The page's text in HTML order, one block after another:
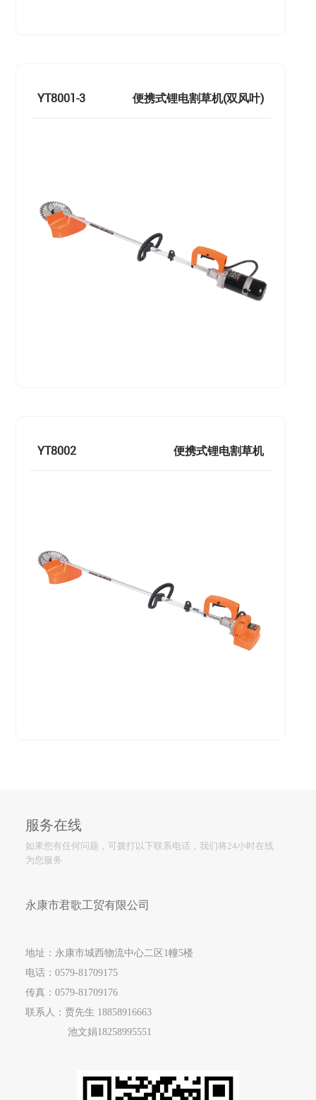
YT8001-3 便携式锂电割草机(双风叶)
YT8002 便携式锂电割草机
服务在线
如果您有任何问题，可拨打以下联系电话，我们将24小时在线
为您服务
永康市君歌工贸有限公司
地址：永康市城西物流中心二区1幢5楼
电话： 0579-81709175
传真：0579-81709176
联系人：贾先生 18858916663
池文娟18258995551